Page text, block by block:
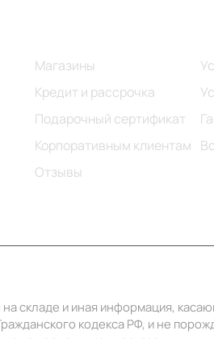
Магазины
Кредит и рассрочка
Подарочный сертификат
Корпоративным клиентам
Отзывы
складе и иная информация,
кодекса РФ, и не